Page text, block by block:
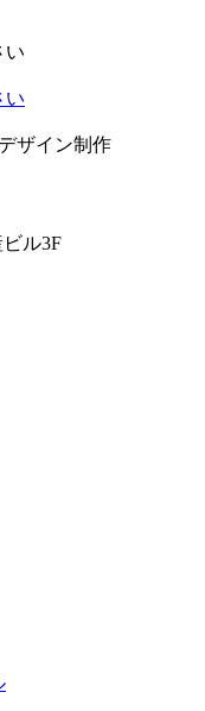
い
い
ザイン制作
ル3F